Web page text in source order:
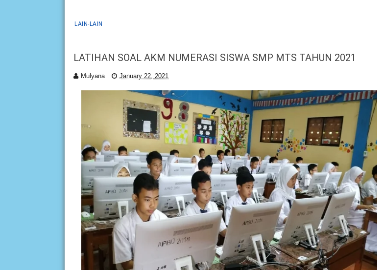
LAIN-LAIN
LATIHAN SOAL AKM NUMERASI SISWA SMP MTS TAHUN 2021
Mulyana January 22, 2021